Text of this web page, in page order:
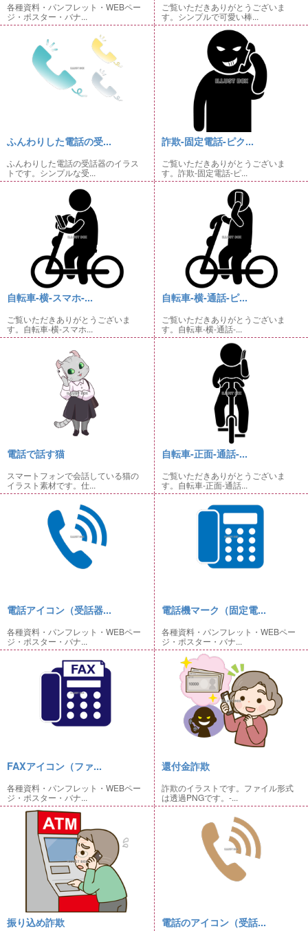
各種資料・パンフレット・WEBペー
ジ・ポスター・バナ...
ご覧いただきありがとうございま
す。シンプルで可愛い棒...
ふんわりした電話の受...
ふんわりした電話の受話器のイラス
トです。シンプルな受...
詐欺-固定電話-ピク...
ご覧いただきありがとうございま
す。詐欺-固定電話-ピ...
自転車-横-スマホ-...
ご覧いただきありがとうございま
す。自転車-横-スマホ...
自転車-横-通話-ピ...
ご覧いただきありがとうございま
す。自転車-横-通話-...
電話で話す猫
スマートフォンで会話している猫の
イラスト素材です。仕...
自転車-正面-通話-...
ご覧いただきありがとうございま
す。自転車-正面-通話...
電話アイコン（受話器...
各種資料・パンフレット・WEBペー
ジ・ポスター・バナ...
電話機マーク（固定電...
各種資料・パンフレット・WEBペー
ジ・ポスター・バナ...
FAXアイコン（ファ...
各種資料・パンフレット・WEBペー
ジ・ポスター・バナ...
還付金詐欺
詐欺のイラストです。ファイル形式
は透過PNGです。-...
振り込め詐欺 電話のアイコン（受話...